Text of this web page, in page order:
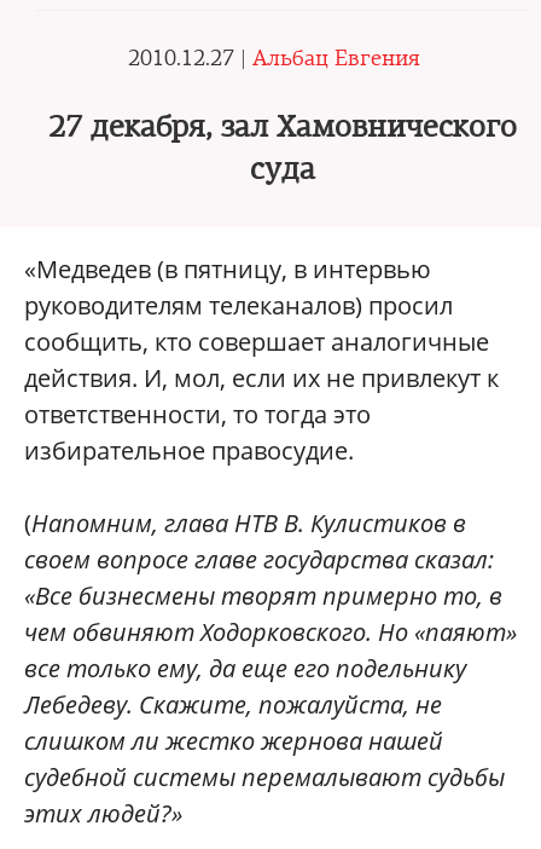
2010.12.27 | Альбац Евгения
27 декабря, зал Хамовнического
суда
«Медведев (в пятницу, в интервью
руководителям телеканалов) просил
сообщить, кто совершает аналогичные
действия. И, мол, если их не привлекут к
ответственности, то тогда это
избирательное правосудие.
(Напомним, глава НТВ В. Кулистиков в
своем вопросе главе государства сказал:
«Все бизнесмены творят примерно то, в
чем обвиняют Ходорковского. Но «паяют»
все только ему, да еще его подельнику
Лебедеву. Скажите, пожалуйста, не
слишком ли жестко жернова нашей
судебной системы перемалывают судьбы
этих людей?»